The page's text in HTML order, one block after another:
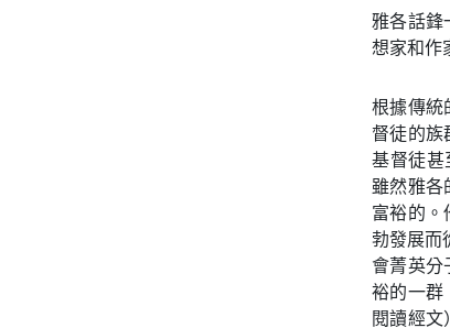
雅各話鋒
想家和作
根據傳統
督徒的族
基督徒甚
雖然雅各
富裕的。
勃發展而
會菁英分
裕的一群
閱讀經